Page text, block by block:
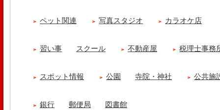
ペット関連 写真スタジオ カラオケ店
習い事 スクール 不動産屋 税理士事務
スポット情報 公園 寺院・神社 公共施
銀行 郵便局 図書館